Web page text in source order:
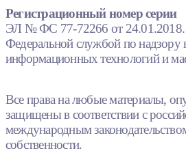
Регистрационный номер серии
ЭЛ № ФС 77-72266 от 24.01.2018.
Федеральной службой по надзору
информационных технологий и
Все права на любые материалы,
защищены в соответствии с
международным
собственности.